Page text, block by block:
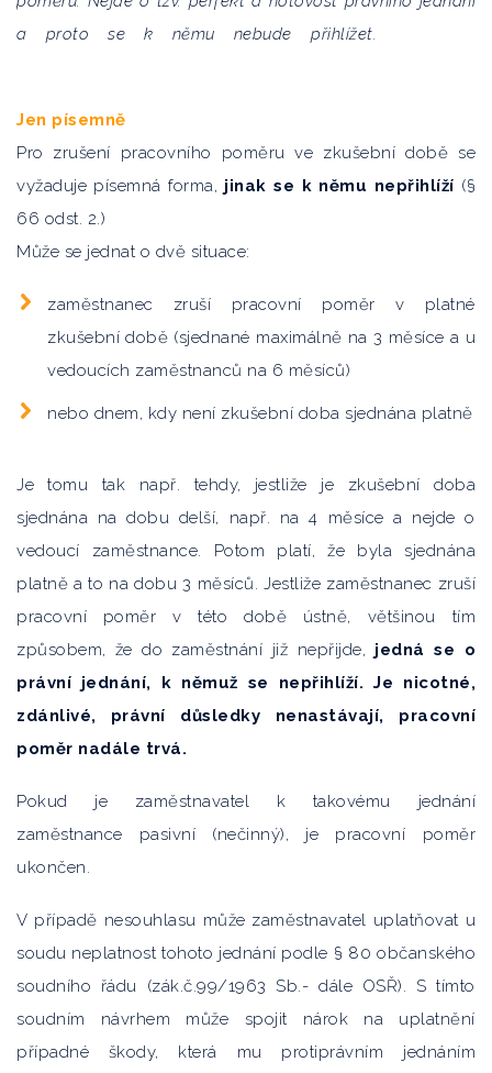
a proto se k němu nebude přihlížet.
Jen písemně
Pro zrušení pracovního poměru ve zkušební době se
vyžaduje písemná forma, jinak se k němu nepřihlíží (§
66 odst. 2.)
Může se jednat o dvě situace:
zaměstnanec zruší pracovní poměr v platné
zkušební době (sjednané maximálně na 3 měsíce a u
vedoucích zaměstnanců na 6 měsíců)
nebo dnem, kdy není zkušební doba sjednána platně
Je tomu tak např. tehdy, jestliže je zkušební doba
sjednána na dobu delší, např. na 4 měsíce a nejde o
vedoucí zaměstnance. Potom platí, že byla sjednána
platně a to na dobu 3 měsíců. Jestliže zaměstnanec zruší
pracovní poměr v této době ústně, většinou tím
způsobem, že do zaměstnání již nepřijde, jedná se o
právní jednání, k němuž se nepřihlíží. Je nicotné,
zdánlivé, právní důsledky nenastávají, pracovní
poměr nadále trvá.
Pokud je zaměstnavatel k takovému jednání
zaměstnance pasivní (nečinný), je pracovní poměr
ukončen.
V případě nesouhlasu může zaměstnavatel uplatňovat u
soudu neplatnost tohoto jednání podle § 80 občanského
soudního řádu (zák.č.99/1963 Sb.- dále OSŘ). S tímto
soudním návrhem může spojit nárok na uplatnění
případné škody, která mu protiprávním jednáním